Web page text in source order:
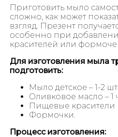
Приготовить мыло
сложно, как может
взгляд. Презент
особенно при
красителей или
Для изготовления мыла
подготовить:
Мыло детское – 1-2
Оливковое масло – 1
Пищевые красители
Формочки.
Процесс изготовления: